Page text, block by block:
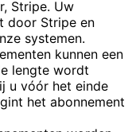
Stripe. Uw
door Stripe en
systemen.
kunnen een
lengte wordt
u vóór het einde
het abonnement